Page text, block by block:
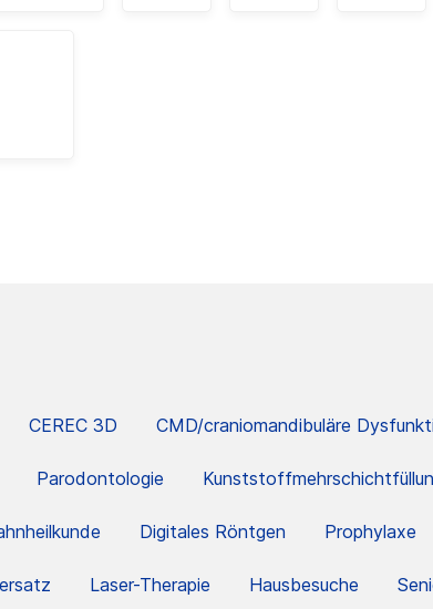
CEREC 3D CMD/craniomandibuläre
Parodontologie
Digitales Röntgen Prophylaxe
Laser-Therapie Hausbesuche